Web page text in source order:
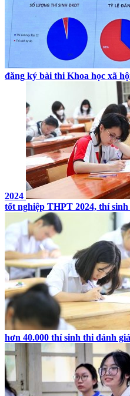
đăng ký bài thi Khoa học xã
2024
tốt nghiệp THPT 2024, thí sinh
hơn 40.000 thí sinh thi đánh